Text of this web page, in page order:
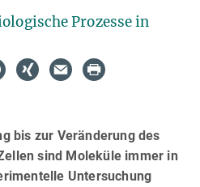
Prozesse in
bis zur Veränderung des
sind Moleküle immer in
Untersuchung